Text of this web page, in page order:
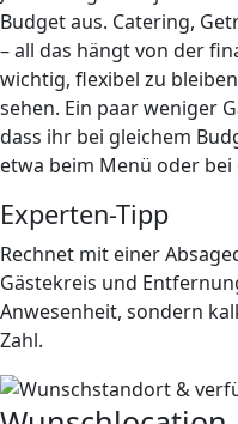
Budget aus. Catering,
– all das hängt von der
wichtig, flexibel zu
sehen. Ein paar weniger
dass ihr bei gleichem
etwa beim Menü oder
Experten-Tipp
Rechnet mit einer
Gästekreis und
Anwesenheit, sondern
Zahl.